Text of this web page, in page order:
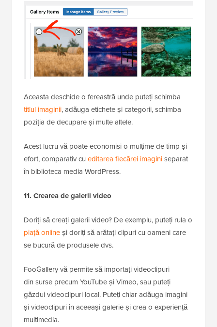
Aceasta deschide o fereastră unde puteți schimba
titlul imaginii, adăuga etichete și categorii, schimba
poziția de decupare și multe altele.
Acest lucru vă poate economisi o mulțime de timp și
efort, comparativ cu editarea fiecărei imaginiseparat
în biblioteca media WordPress.
11. Crearea de galerii video
Doriți să creați galerii video? De exemplu, puteți rula o
piață onlineși doriți să arătați clipuri cu oameni care
se bucură de produsele dvs.
FooGallery vă permite să importați videoclipuri
din surse precum YouTube și Vimeo, sau puteți
găzdui videoclipuri local. Puteți chiar adăuga imagini
și videoclipuri în aceeași galerie și crea o experiență
multimedia.